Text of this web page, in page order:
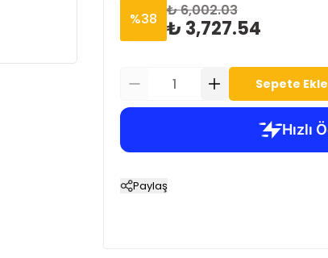
%38 ₺ 6,002.03
₺ 3,727.54
Sepete Ekle
Paylaş